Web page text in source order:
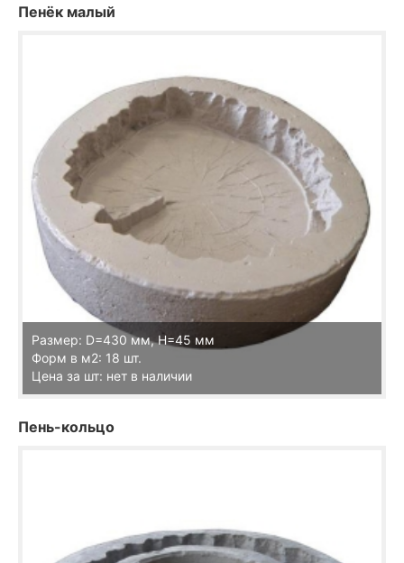
Пенёк малый
Размер: D=430 мм, Н=45 мм
Форм в м2: 18 шт.
Цена за шт: нет в наличии
Пень-кольцо